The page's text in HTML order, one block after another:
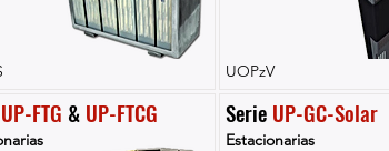
UP-FTG & UP-FTCG
UOPzV
Serie UP-GC-Solar
Estacionarias